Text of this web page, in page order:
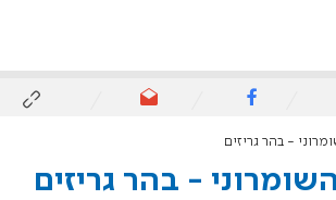
- בהר גריזים
- בהר גריזים